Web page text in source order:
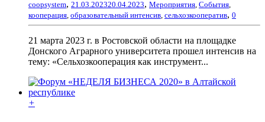
coopsystem, 21.03.202320.04.2023, Мероприятия, События,
кооперация, образовательный интенсив, сельхозкооператив, 0
21 марта 2023 г. в Ростовской области на площадке
Донского Аграрного университета прошел интенсив на
тему: «Сельхозкооперация как инструмент...
+